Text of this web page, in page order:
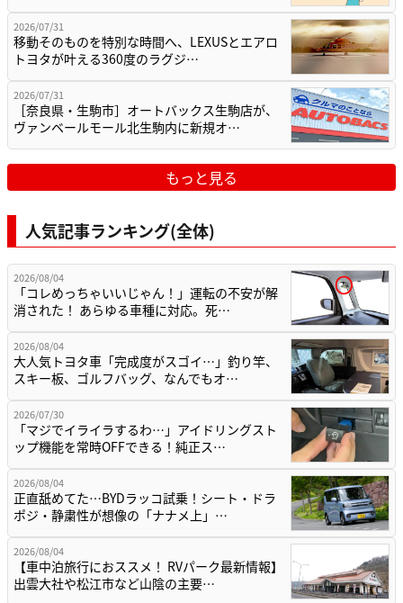
2026/07/31
移動そのものを特別な時間へ、LEXUSとエアロ
トヨタが叶える360度のラグジ…
2026/07/31
［奈良県・生駒市］オートバックス生駒店が、
ヴァンベールモール北生駒内に新規オ…
もっと見る
人気記事ランキング(全体)
2026/08/04
「コレめっちゃいいじゃん！」運転の不安が解
消された！ あらゆる車種に対応。死…
2026/08/04
大人気トヨタ車「完成度がスゴイ…」釣り竿、
スキー板、ゴルフバッグ、なんでもオ…
2026/07/30
「マジでイライラするわ…」アイドリングスト
ップ機能を常時OFFできる！純正ス…
2026/08/04
正直舐めてた…BYDラッコ試乗！シート・ドラ
ポジ・静粛性が想像の「ナナメ上」…
2026/08/04
【車中泊旅行におススメ！ RVパーク最新情報】
出雲大社や松江市など山陰の主要…